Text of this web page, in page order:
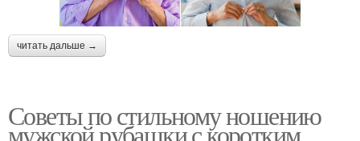
читать дальше →
Советы по стильному ношению